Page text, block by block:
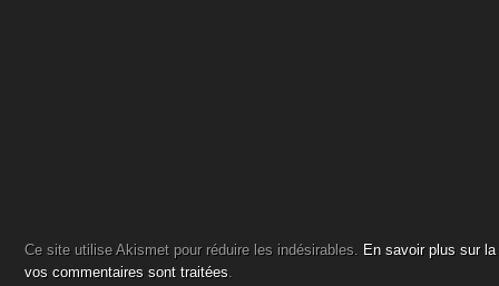
Ce site utilise Akismet pour réduire les indésirables. En savoir plus sur
vos commentaires sont traitées.